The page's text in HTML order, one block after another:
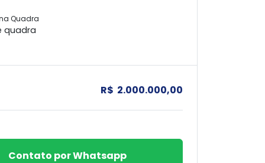
Quadra
quadra
R$ 2.000.000,00
Contato por Whatsapp